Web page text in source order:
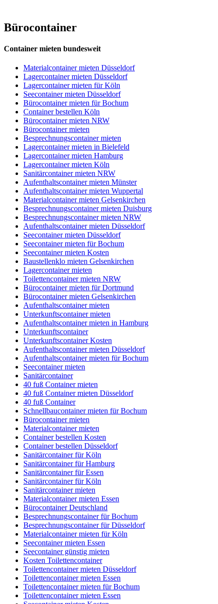
Bürocontainer
Container mieten bundesweit
Materialcontainer mieten Düsseldorf
Lagercontainer mieten Düsseldorf
Lagercontainer mieten für Köln
Seecontainer mieten Düsseldorf
Bürocontainer mieten für Bochum
Container bestellen Köln
Bürocontainer mieten NRW
Bürocontainer mieten
Besprechnungscontainer mieten
Lagercontainer mieten in Bielefeld
Lagercontainer mieten Hamburg
Lagercontainer mieten Köln
Sanitärcontainer mieten NRW
Aufenthaltscontainer mieten Münster
Aufenthaltscontainer mieten Wuppertal
Materialcontainer mieten Gelsenkirchen
Besprechnungscontainer mieten Duisburg
Besprechnungscontainer mieten NRW
Aufenthaltscontainer mieten Düsseldorf
Seecontainer mieten Düsseldorf
Seecontainer mieten für Bochum
Seecontainer mieten Kosten
Baustellenklo mieten Gelsenkirchen
Lagercontainer mieten
Toilettencontainer mieten NRW
Bürocontainer mieten für Dortmund
Bürocontainer mieten Gelsenkirchen
Aufenthaltscontainer mieten
Unterkunftscontainer mieten
Aufenthaltscontainer mieten in Hamburg
Unterkunftscontainer
Unterkunftscontainer Kosten
Aufenthaltscontainer mieten Düsseldorf
Aufenthaltscontainer mieten für Bochum
Seecontainer mieten
Sanitärcontainer
40 fuß Container mieten
40 fuß Container mieten Düsseldorf
40 fuß Container
Schnellbaucontainer mieten für Bochum
Bürocontainer mieten
Materialcontainer mieten
Container bestellen Kosten
Container bestellen Düsseldorf
Sanitärcontainer für Köln
Sanitärcontainer für Hamburg
Sanitärcontainer für Essen
Sanitärcontainer für Köln
Sanitärcontainer mieten
Materialcontainer mieten Essen
Bürocontainer Deutschland
Besprechnungscontainer für Bochum
Besprechnungscontainer für Düsseldorf
Materialcontainer mieten für Köln
Seecontainer mieten Essen
Seecontainer günstig mieten
Kosten Toilettencontainer
Toilettencontainer mieten Düsseldorf
Toilettencontainer mieten Essen
Toilettencontainer mieten für Bochum
Toilettencontainer mieten Essen